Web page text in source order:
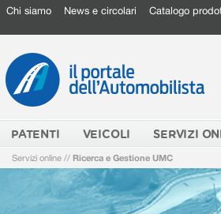
Chi siamo News e circolari Catalogo
PATENTI VEICOLI SERVIZI
Servizi online // Ricerca e Gestione UMC